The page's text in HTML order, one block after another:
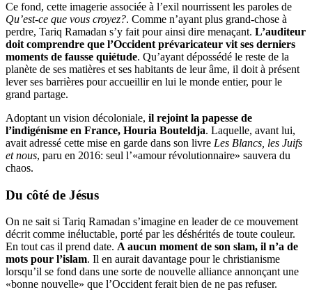
Ce fond, cette imagerie associée à l’exil nourrissent les paroles de
Qu’est-ce que vous croyez?. Comme n’ayant plus grand-chose à
perdre, Tariq Ramadan s’y fait pour ainsi dire menaçant. L’auditeur
doit comprendre que l’Occident prévaricateur vit ses derniers
moments de fausse quiétude. Qu’ayant dépossédé le reste de la
planète de ses matières et ses habitants de leur âme, il doit à présent
lever ses barrières pour accueillir en lui le monde entier, pour le
grand partage.
Adoptant un vision décoloniale, il rejoint la papesse de
l’indigénisme en France, Houria Bouteldja. Laquelle, avant lui,
avait adressé cette mise en garde dans son livre Les Blancs, les Juifs
et nous, paru en 2016: seul l’«amour révolutionnaire» sauvera du
chaos.
Du côté de Jésus
On ne sait si Tariq Ramadan s’imagine en leader de ce mouvement
décrit comme inéluctable, porté par les déshérités de toute couleur.
En tout cas il prend date. A aucun moment de son slam, il n’a de
mots pour l’islam. Il en aurait davantage pour le christianisme
lorsqu’il se fond dans une sorte de nouvelle alliance annonçant une
«bonne nouvelle» que l’Occident ferait bien de ne pas refuser.